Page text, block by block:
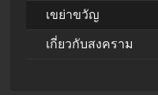
เขย่าขวัญ
เกี่ยวกับสงคราม